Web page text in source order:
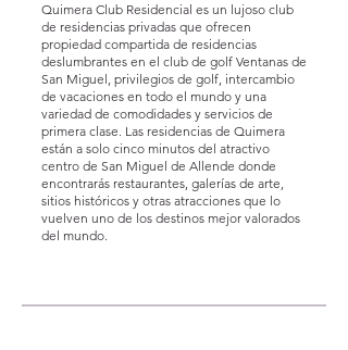
Quimera Club Residencial es un lujoso club
de residencias privadas que ofrecen
propiedad compartida de residencias
deslumbrantes en el club de golf Ventanas de
San Miguel, privilegios de golf, intercambio
de vacaciones en todo el mundo y una
variedad de comodidades y servicios de
primera clase. Las residencias de Quimera
están a solo cinco minutos del atractivo
centro de San Miguel de Allende donde
encontrarás restaurantes, galerías de arte,
sitios históricos y otras atracciones que lo
vuelven uno de los destinos mejor valorados
del mundo.